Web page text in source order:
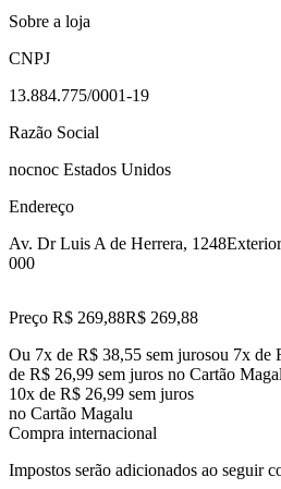
Sobre a loja
CNPJ
13.884.775/0001-19
Razão Social
nocnoc Estados Unidos
Endereço
Av. Dr Luis A de Herrera, 1248
000
Preço R$ 269,88R$ 269,88
Ou 7x de R$ 38,55 sem jurosou 7x de
de R$ 26,99 sem juros no Cartão
10x de R$ 26,99 sem juros
no Cartão Magalu
Compra internacional
Impostos serão adicionados ao seguir